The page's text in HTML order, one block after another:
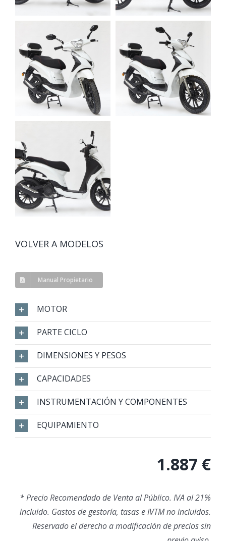
VOLVER A MODELOS
Manual Propietario
MOTOR
PARTE CICLO
DIMENSIONES Y PESOS
CAPACIDADES
INSTRUMENTACIÓN Y COMPONENTES
EQUIPAMIENTO
1.887 €
* Precio Recomendado de Venta al Público. IVA al 21%
incluido. Gastos de gestoría, tasas e IVTM no incluidos.
Reservado el derecho a modificación de precios sin